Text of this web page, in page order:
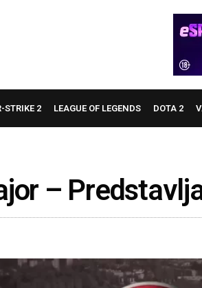
STRIKE 2 LEAGUE OF LEGENDS DOTA 2
–